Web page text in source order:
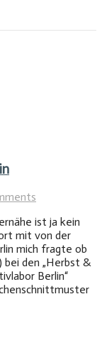
ist ja kein
mit von der
mich fragte ob
bei den „Herbst &
Berlin“